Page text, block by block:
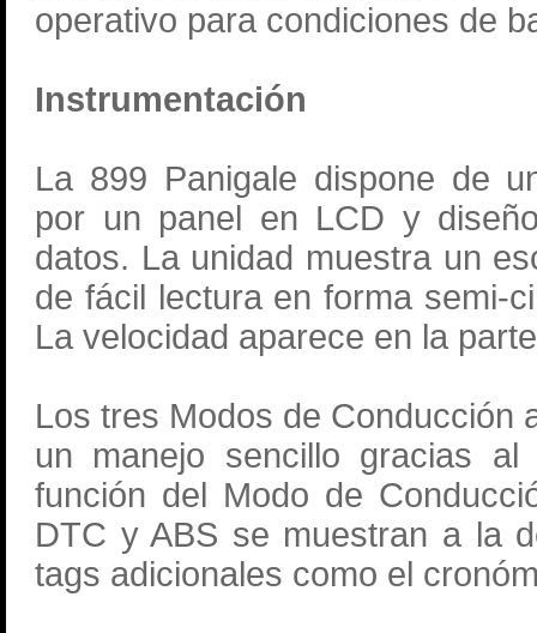
operativo para condiciones de
Instrumentación
La 899 Panigale dispone de
por un panel en LCD y
datos. La unidad muestra un
de fácil lectura en forma semi-
La velocidad aparece en la
Los tres Modos de Conducción
un manejo sencillo gracias
función del Modo de
DTC y ABS se muestran a la
tags adicionales como el